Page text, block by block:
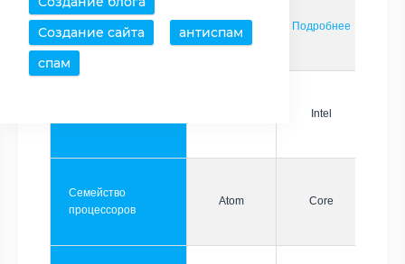
Создание сайта
антиспам
спам
Подробнее
Intel
Семейство
процессоров
Atom Core